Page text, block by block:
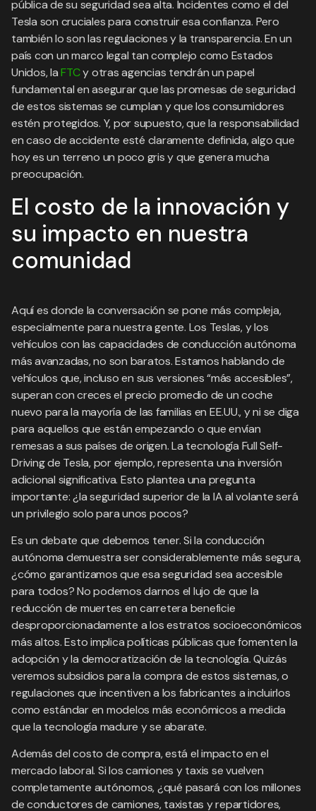
pública de su seguridad sea alta. Incidentes como el del
Tesla son cruciales para construir esa confianza. Pero
también lo son las regulaciones y la transparencia. En un
país con un marco legal tan complejo como Estados
Unidos, laFTCy otras agencias tendrán un papel
fundamental en asegurar que las promesas de seguridad
de estos sistemas se cumplan y que los consumidores
estén protegidos. Y, por supuesto, que la responsabilidad
en caso de accidente esté claramente definida, algo que
hoy es un terreno un poco gris y que genera mucha
preocupación.
El costo de la innovación y
su impacto en nuestra
comunidad
Aquí es donde la conversación se pone más compleja,
especialmente para nuestra gente. Los Teslas, y los
vehículos con las capacidades de conducción autónoma
más avanzadas, no son baratos. Estamos hablando de
vehículos que, incluso en sus versiones “más accesibles”,
superan con creces el precio promedio de un coche
nuevo para la mayoría de las familias en EE.UU., y ni se diga
para aquellos que están empezando o que envían
remesas a sus países de origen. La tecnología Full Self-
Driving de Tesla, por ejemplo, representa una inversión
adicional significativa. Esto plantea una pregunta
importante: ¿la seguridad superior de la IA al volante será
un privilegio solo para unos pocos?
Es un debate que debemos tener. Si la conducción
autónoma demuestra ser considerablemente más segura,
¿cómo garantizamos que esa seguridad sea accesible
para todos? No podemos darnos el lujo de que la
reducción de muertes en carretera beneficie
desproporcionadamente a los estratos socioeconómicos
más altos. Esto implica políticas públicas que fomenten la
adopción y la democratización de la tecnología. Quizás
veremos subsidios para la compra de estos sistemas, o
regulaciones que incentiven a los fabricantes a incluirlos
como estándar en modelos más económicos a medida
que la tecnología madure y se abarate.
Además del costo de compra, está el impacto en el
mercado laboral. Si los camiones y taxis se vuelven
completamente autónomos, ¿qué pasará con los millones
de conductores de camiones, taxistas y repartidores,